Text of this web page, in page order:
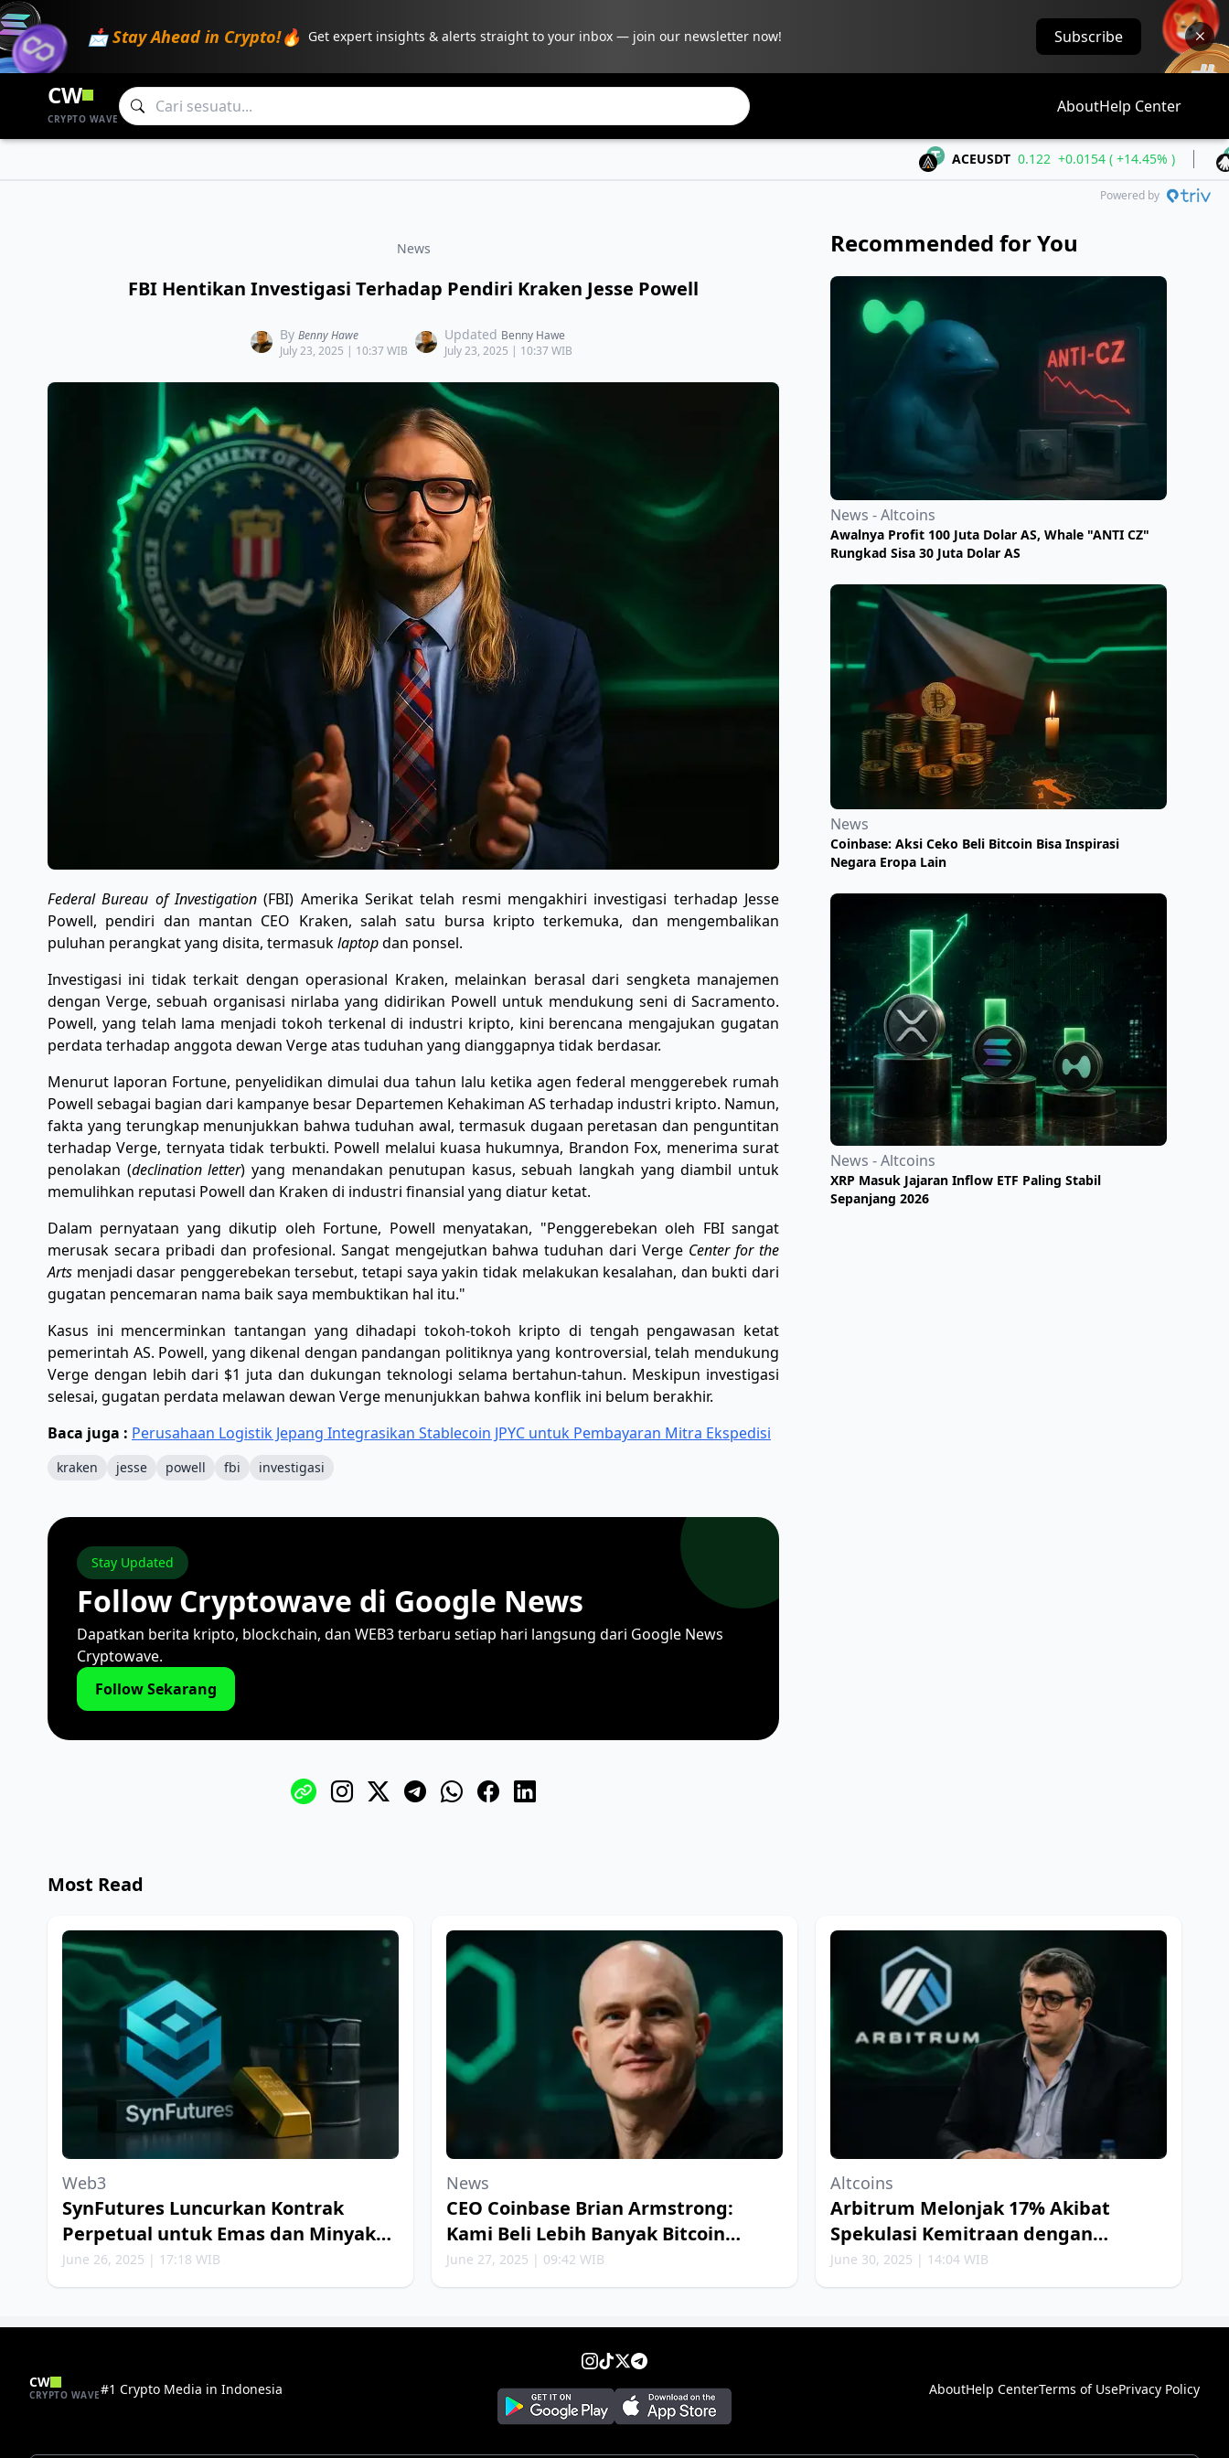
📩 Stay Ahead in Crypto!🔥 Get expert insights & alerts straight to your inbox — join our newsletter now! Subscribe
CW
CRYPTO WAVE
AboutHelp Center
ACEUSDT 0.122 +0.0154 ( +14.45% )
Powered by
News
FBI Hentikan Investigasi Terhadap Pendiri Kraken Jesse Powell
By Benny Hawe
July 23, 2025 | 10:37 WIB
Updated Benny Hawe
July 23, 2025 | 10:37 WIB
Federal Bureau of Investigation (FBI) Amerika Serikat telah resmi mengakhiri investigasi terhadap Jesse
Powell, pendiri dan mantan CEO Kraken, salah satu bursa kripto terkemuka, dan mengembalikan
puluhan perangkat yang disita, termasuklaptopdan ponsel.
Investigasi ini tidak terkait dengan operasional Kraken, melainkan berasal dari sengketa manajemen
dengan Verge, sebuah organisasi nirlaba yang didirikan Powell untuk mendukung seni di Sacramento.
Powell, yang telah lama menjadi tokoh terkenal di industri kripto, kini berencana mengajukan gugatan
perdata terhadap anggota dewan Verge atas tuduhan yang dianggapnya tidak berdasar.
Menurut laporan Fortune, penyelidikan dimulai dua tahun lalu ketika agen federal menggerebek rumah
Powell sebagai bagian dari kampanye besar Departemen Kehakiman AS terhadap industri kripto. Namun,
fakta yang terungkap menunjukkan bahwa tuduhan awal, termasuk dugaan peretasan dan penguntitan
terhadap Verge, ternyata tidak terbukti. Powell melalui kuasa hukumnya, Brandon Fox, menerima surat
penolakan (declination letter) yang menandakan penutupan kasus, sebuah langkah yang diambil untuk
memulihkan reputasi Powell dan Kraken di industri finansial yang diatur ketat.
Dalam pernyataan yang dikutip oleh Fortune, Powell menyatakan, "Penggerebekan oleh FBI sangat
merusak secara pribadi dan profesional. Sangat mengejutkan bahwa tuduhan dari Verge Center for the
Arts menjadi dasar penggerebekan tersebut, tetapi saya yakin tidak melakukan kesalahan, dan bukti dari
gugatan pencemaran nama baik saya membuktikan hal itu."
Kasus ini mencerminkan tantangan yang dihadapi tokoh-tokoh kripto di tengah pengawasan ketat
pemerintah AS. Powell, yang dikenal dengan pandangan politiknya yang kontroversial, telah mendukung
Verge dengan lebih dari $1 juta dan dukungan teknologi selama bertahun-tahun. Meskipun investigasi
selesai, gugatan perdata melawan dewan Verge menunjukkan bahwa konflik ini belum berakhir.
Baca juga : Perusahaan Logistik Jepang Integrasikan Stablecoin JPYC untuk Pembayaran Mitra Ekspedisi
kraken jesse powell fbi investigasi
Stay Updated
Follow Cryptowave di Google News
Dapatkan berita kripto, blockchain, dan WEB3 terbaru setiap hari langsung dari Google News
Cryptowave.
Follow Sekarang
Recommended for You
News - Altcoins
Awalnya Profit 100 Juta Dolar AS, Whale "ANTI CZ"
Rungkad Sisa 30 Juta Dolar AS
News
Coinbase: Aksi Ceko Beli Bitcoin Bisa Inspirasi
Negara Eropa Lain
News - Altcoins
XRP Masuk Jajaran Inflow ETF Paling Stabil
Sepanjang 2026
Most Read
Web3
SynFutures Luncurkan Kontrak
Perpetual untuk Emas dan Minyak
Bumi
June 26, 2025 | 17:18 WIB
News
CEO Coinbase Brian Armstrong:
Kami Beli Lebih Banyak Bitcoin
Setiap Minggu
June 27, 2025 | 09:42 WIB
Altcoins
Arbitrum Melonjak 17% Akibat
Spekulasi Kemitraan dengan
Robinhood
June 30, 2025 | 14:04 WIB
CW
CRYPTO WAVE#1 Crypto Media in Indonesia AboutHelp CenterTerms of UsePrivacy Policy